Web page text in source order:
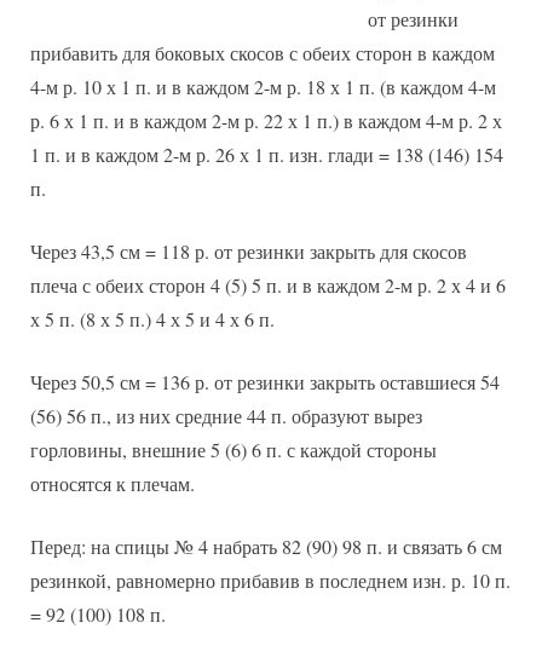
от резинки
прибавить для боковых скосов с обеих сторон в каждом
4-м р. 10 х 1 п. и в каждом 2-м р. 18 х 1 п. (в каждом 4-м
р. 6 х 1 п. и в каждом 2-м р. 22 х 1 п.) в каждом 4-м р. 2 х
1 п. и в каждом 2-м р. 26 х 1 п. изн. глади = 138 (146) 154
п.
Через 43,5 см = 118 р. от резинки закрыть для скосов
плеча с обеих сторон 4 (5) 5 п. и в каждом 2-м р. 2 х 4 и 6
х 5 п. (8 х 5 п.) 4 х 5 и 4 х 6 п.
Через 50,5 см = 136 р. от резинки закрыть оставшиеся 54
(56) 56 п., из них средние 44 п. образуют вырез
горловины, внешние 5 (6) 6 п. с каждой стороны
относятся к плечам.
Перед: на спицы № 4 набрать 82 (90) 98 п. и связать 6 см
резинкой, равномерно прибавив в последнем изн. р. 10 п.
= 92 (100) 108 п.